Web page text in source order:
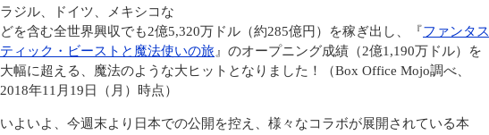
ラジル、ドイツ、メキシコな
どを含む全世界興収でも2億5,320万ドル（約285億円）を稼ぎ出し、『ファンタス
ティック・ビーストと魔法使いの旅 』のオープニング成績（2億1,190万ドル）を
大幅に超える、魔法のような大ヒットとなりました！（Box Office Mojo調べ、
2018年11月19日（月）時点）
いよいよ、今週末より日本での公開を控え、様々なコラボが展開されている本